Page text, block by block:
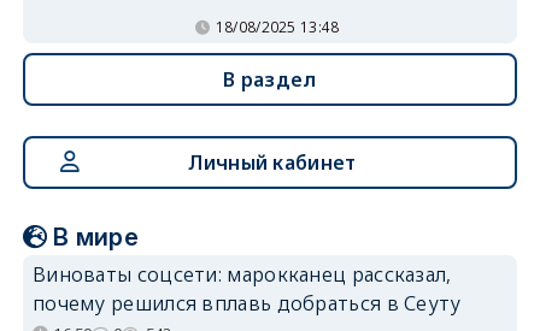
18/08/2025 13:48
В раздел
Личный кабинет
В мире
Виноваты соцсети: марокканец рассказал,
почему решился вплавь добраться в Сеуту